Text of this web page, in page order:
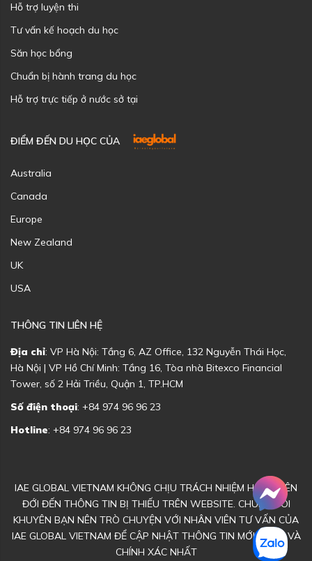
Hỗ trợ luyện thi
Tư vấn kế hoạch du học
Săn học bổng
Chuẩn bị hành trang du học
Hỗ trợ trực tiếp ở nước sở tại
ĐIỂM ĐẾN DU HỌC CỦA
Australia
Canada
Europe
New Zealand
UK
USA
THÔNG TIN LIÊN HỆ
Địa chỉ: VP Hà Nội: Tầng 6, AZ Office, 132 Nguyễn Thái Học,
Hà Nội | VP Hồ Chí Minh: Tầng 16, Tòa nhà Bitexco Financial
Tower, số 2 Hải Triều, Quận 1, TP.HCM
Số điện thoại: +84 974 96 96 23
Hotline: +84 974 96 96 23
IAE GLOBAL VIETNAM KHÔNG CHỊU TRÁCH NHIỆM HOẶC LIÊN
ĐỚI ĐẾN THÔNG TIN BỊ THIẾU TRÊN WEBSITE. CHÚNG TÔI
KHUYÊN BẠN NÊN TRÒ CHUYỆN VỚI NHÂN VIÊN TƯ VẤN CỦA
IAE GLOBAL VIETNAM ĐỂ CẬP NHẬT THÔNG TIN MỚI NHẤT VÀ
CHÍNH XÁC NHẤT